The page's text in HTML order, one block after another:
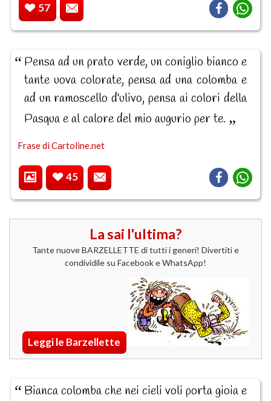
57
Pensa ad un prato verde, un coniglio bianco e
tante uova colorate, pensa ad una colomba e
ad un ramoscello d'ulivo, pensa ai colori della
Pasqua e al calore del mio augurio per te.
Frase di Cartoline.net
45
La sai l'ultima?
Tante nuove BARZELLETTE di tutti i generi! Divertiti e
condividile su Facebook e WhatsApp!
Leggi le Barzellette
Bianca colomba che nei cieli voli porta gioia e